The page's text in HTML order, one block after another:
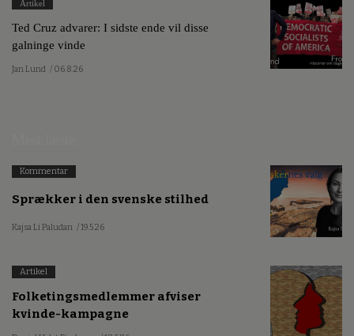
Artikel
Ted Cruz advarer: I sidste ende vil disse
galninge vinde
Jan Lund / 06.8.26
Kommentar
Sprækker i den svenske stilhed
Kajsa Li Paludan / 19.5.26
Artikel
Folketingsmedlemmer afviser
kvinde-kampagne